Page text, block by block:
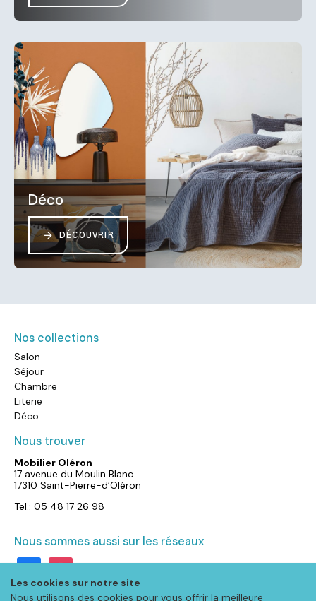
Les cookies sur notre site
Nous utilisons des cookies pour vous offrir la meilleure
Déco
DÉCOUVRIR
Nos collections
Salon
Séjour
Chambre
Literie
Déco
Nous trouver
Mobilier Oléron
17 avenue du Moulin Blanc
17310 Saint-Pierre-d’Oléron
Tel.: 05 48 17 26 98
Nous sommes aussi sur les réseaux
facebookinstagram